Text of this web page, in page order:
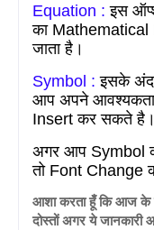
Equation : इस
का
जाता है।
Symbol :इसके
आप अपने
Insertकर सकते है।
अगर आप Symbol
तो Font Change
आशा करता हूँ कि आज के
दोस्तों अगर ये जानकारी